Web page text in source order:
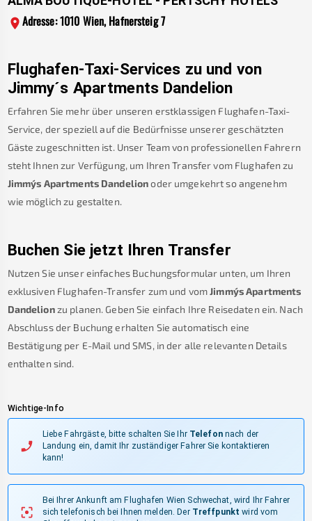
Adresse: 1010 Wien, Hafnersteig 7
Flughafen-Taxi-Services zu und von
Jimmy´s Apartments Dandelion
Erfahren Sie mehr über unseren erstklassigen Flughafen-Taxi-
Service, der speziell auf die Bedürfnisse unserer geschätzten
Gäste zugeschnitten ist. Unser Team von professionellen Fahrern
steht Ihnen zur Verfügung, um Ihren Transfer vom Flughafen zu
Jimmy´s Apartments Dandelionoder umgekehrt so angenehm
wie möglich zu gestalten.
Buchen Sie jetzt Ihren Transfer
Nutzen Sie unser einfaches Buchungsformular unten, um Ihren
exklusiven Flughafen-Transfer zum und vomJimmy´s Apartments
Dandelionzu planen. Geben Sie einfach Ihre Reisedaten ein. Nach
Abschluss der Buchung erhalten Sie automatisch eine
Bestätigung per E-Mail und SMS, in der alle relevanten Details
enthalten sind.
Wichtige-Info
Liebe Fahrgäste, bitte schalten Sie Ihr Telefonnach der
Landung ein, damit Ihr zuständiger Fahrer Sie kontaktieren
kann!
Bei Ihrer Ankunft am Flughafen Wien Schwechat, wird Ihr Fahrer
sich telefonisch bei Ihnen melden. Der Treffpunkt wird vom